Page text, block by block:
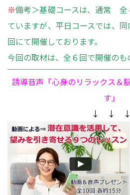
※備考＞基礎コースは、通常 全
ていますが、平日コースでは、
回にて開催しております。
今回の取材は、全６回で開催のも
誘導音声「心身のリラックス＆
す」
↓ ↓ ↓